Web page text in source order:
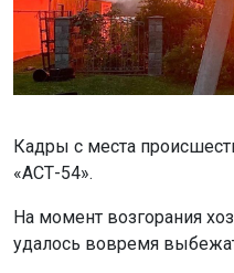
Кадры с места
«АСТ-54».
На момент возгорания
удалось вовремя